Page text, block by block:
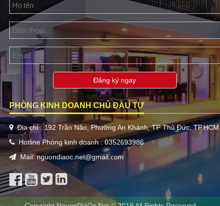
Đăng ký ngay
PHÒNG KINH DOANH CHỦ ĐẦU TƯ
Địa chỉ : 192 Trần Não, Phường An Khánh, TP Thủ Đức, TP.HCM
Hotline Phòng kinh doanh : 0352693986
Mail: nguondiaoc.net@gmail.com